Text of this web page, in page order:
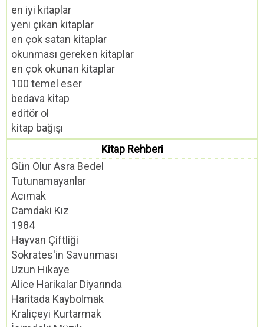
en iyi kitaplar
yeni çıkan kitaplar
en çok satan kitaplar
okunması gereken kitaplar
en çok okunan kitaplar
100 temel eser
bedava kitap
editör ol
kitap bağışı
Kitap Rehberi
Gün Olur Asra Bedel
Tutunamayanlar
Acımak
Camdaki Kız
1984
Hayvan Çiftliği
Sokrates'in Savunması
Uzun Hikaye
Alice Harikalar Diyarında
Haritada Kaybolmak
Kraliçeyi Kurtarmak